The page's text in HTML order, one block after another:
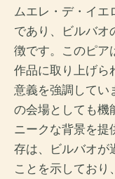
ムエレ・デ・イエ
であり、ビルバオ
徴です。このピア
作品に取り上げら
意義を強調してい
の会場としても機
ニークな背景を提
存は、ビルバオが
ことを示しており